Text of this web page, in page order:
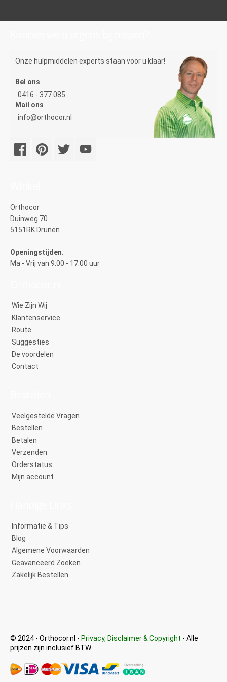
Onze hulpmiddelen experts staan voor u klaar!
Bel ons
0416 - 377 085
Mail ons
info@orthocor.nl
Orthocor
Duinweg 70
5151RK Drunen
Openingstijden:
Ma - Vrij van 9:00 - 17:00 uur
Wie Zijn Wij
Klantenservice
Route
Suggesties
De voordelen
Contact
Veelgestelde Vragen
Bestellen
Betalen
Verzenden
Orderstatus
Mijn account
Informatie & Tips
Blog
Algemene Voorwaarden
Geavanceerd Zoeken
Zakelijk Bestellen
© 2024 - Orthocor.nl - Privacy, Disclaimer & Copyright - Alle
prijzen zijn inclusief BTW.